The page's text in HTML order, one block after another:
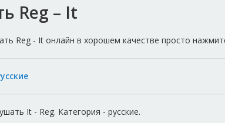
Reg – It
Reg - It онлайн в хорошем качестве просто
It - Reg. Категория - русские.